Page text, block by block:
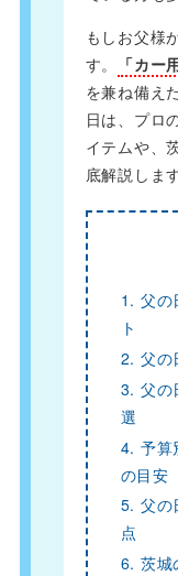
もしお父様
す。
「カー
を兼ね備え
日は、プロ
イテムや、
底解説しま
1. 父の
ト
2. 父の
3. 父の
選
4. 予算
の目安
5. 父の
点
6. 茨城